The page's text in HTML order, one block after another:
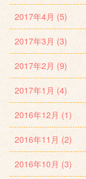
2017年4月 (5)
2017年3月 (3)
2017年2月 (9)
2017年1月 (4)
2016年12月 (1)
2016年11月 (2)
2016年10月 (3)